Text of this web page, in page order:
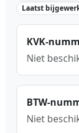
Laatst
KVK-
Niet
BTW-
Niet